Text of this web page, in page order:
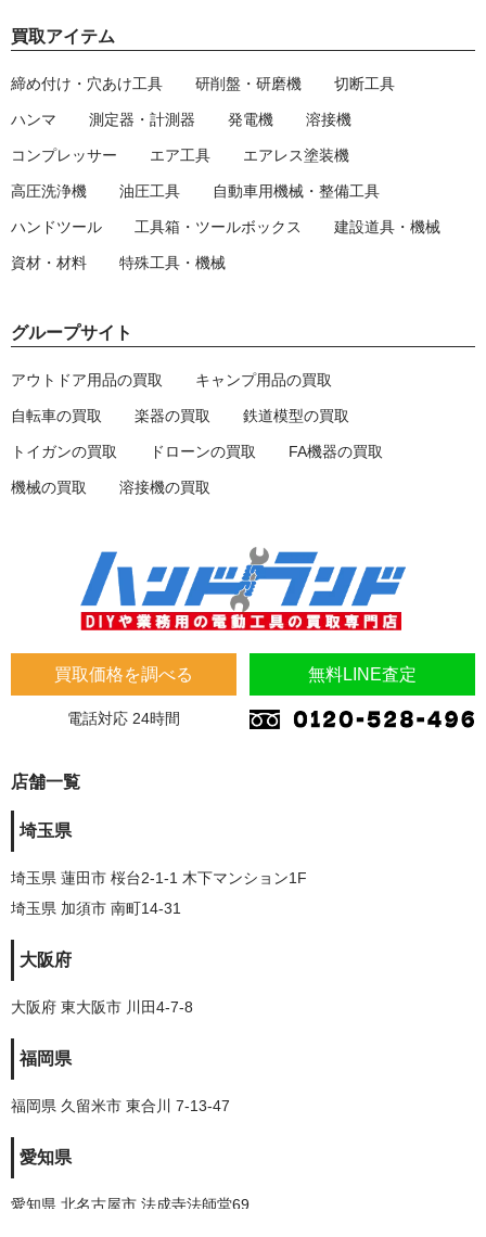
買取価格を調べる 無料LINE査定
電話対応 24時間
店舗一覧
埼玉県
埼玉県 蓮田市 桜台2-1-1 木下マンション1F
埼玉県 加須市 南町14-31
大阪府
大阪府 東大阪市 川田4-7-8
福岡県
福岡県 久留米市 東合川 7-13-47
愛知県
愛知県 北名古屋市 法成寺法師堂69
買取アイテム
締め付け・穴あけ工具 研削盤・研磨機 切断工具
ハンマ 測定器・計測器 発電機 溶接機
コンプレッサー エア工具 エアレス塗装機
高圧洗浄機 油圧工具 自動車用機械・整備工具
ハンドツール 工具箱・ツールボックス 建設道具・機械
資材・材料 特殊工具・機械
グループサイト
アウトドア用品の買取 キャンプ用品の買取
自転車の買取 楽器の買取 鉄道模型の買取
トイガンの買取 ドローンの買取 FA機器の買取
機械の買取 溶接機の買取